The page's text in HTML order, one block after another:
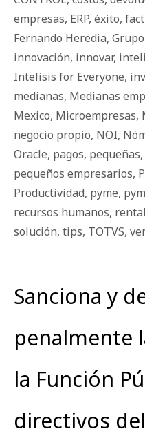
empresas, ERP, éxito,
Fernando Heredia,
innovación, innovar,
Intelisis for Everyone,
medianas, Medianas
Mexico, Microempresas,
negocio propio, NOI,
Oracle, pagos, pequeñas,
pequeños empresarios,
Productividad, pyme,
recursos humanos,
solución, tips, TOTVS,
Sanciona y
penalmente
la Función
directivos